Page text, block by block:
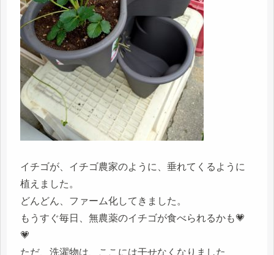
イチゴが、イチゴ農家のように、垂れてくるように
植えました。
どんどん、ファーム化してきました。
もうすぐ毎日、無農薬のイチゴが食べられるかも💗
💗
ただ、洗濯物は、ここには干せなくなりました